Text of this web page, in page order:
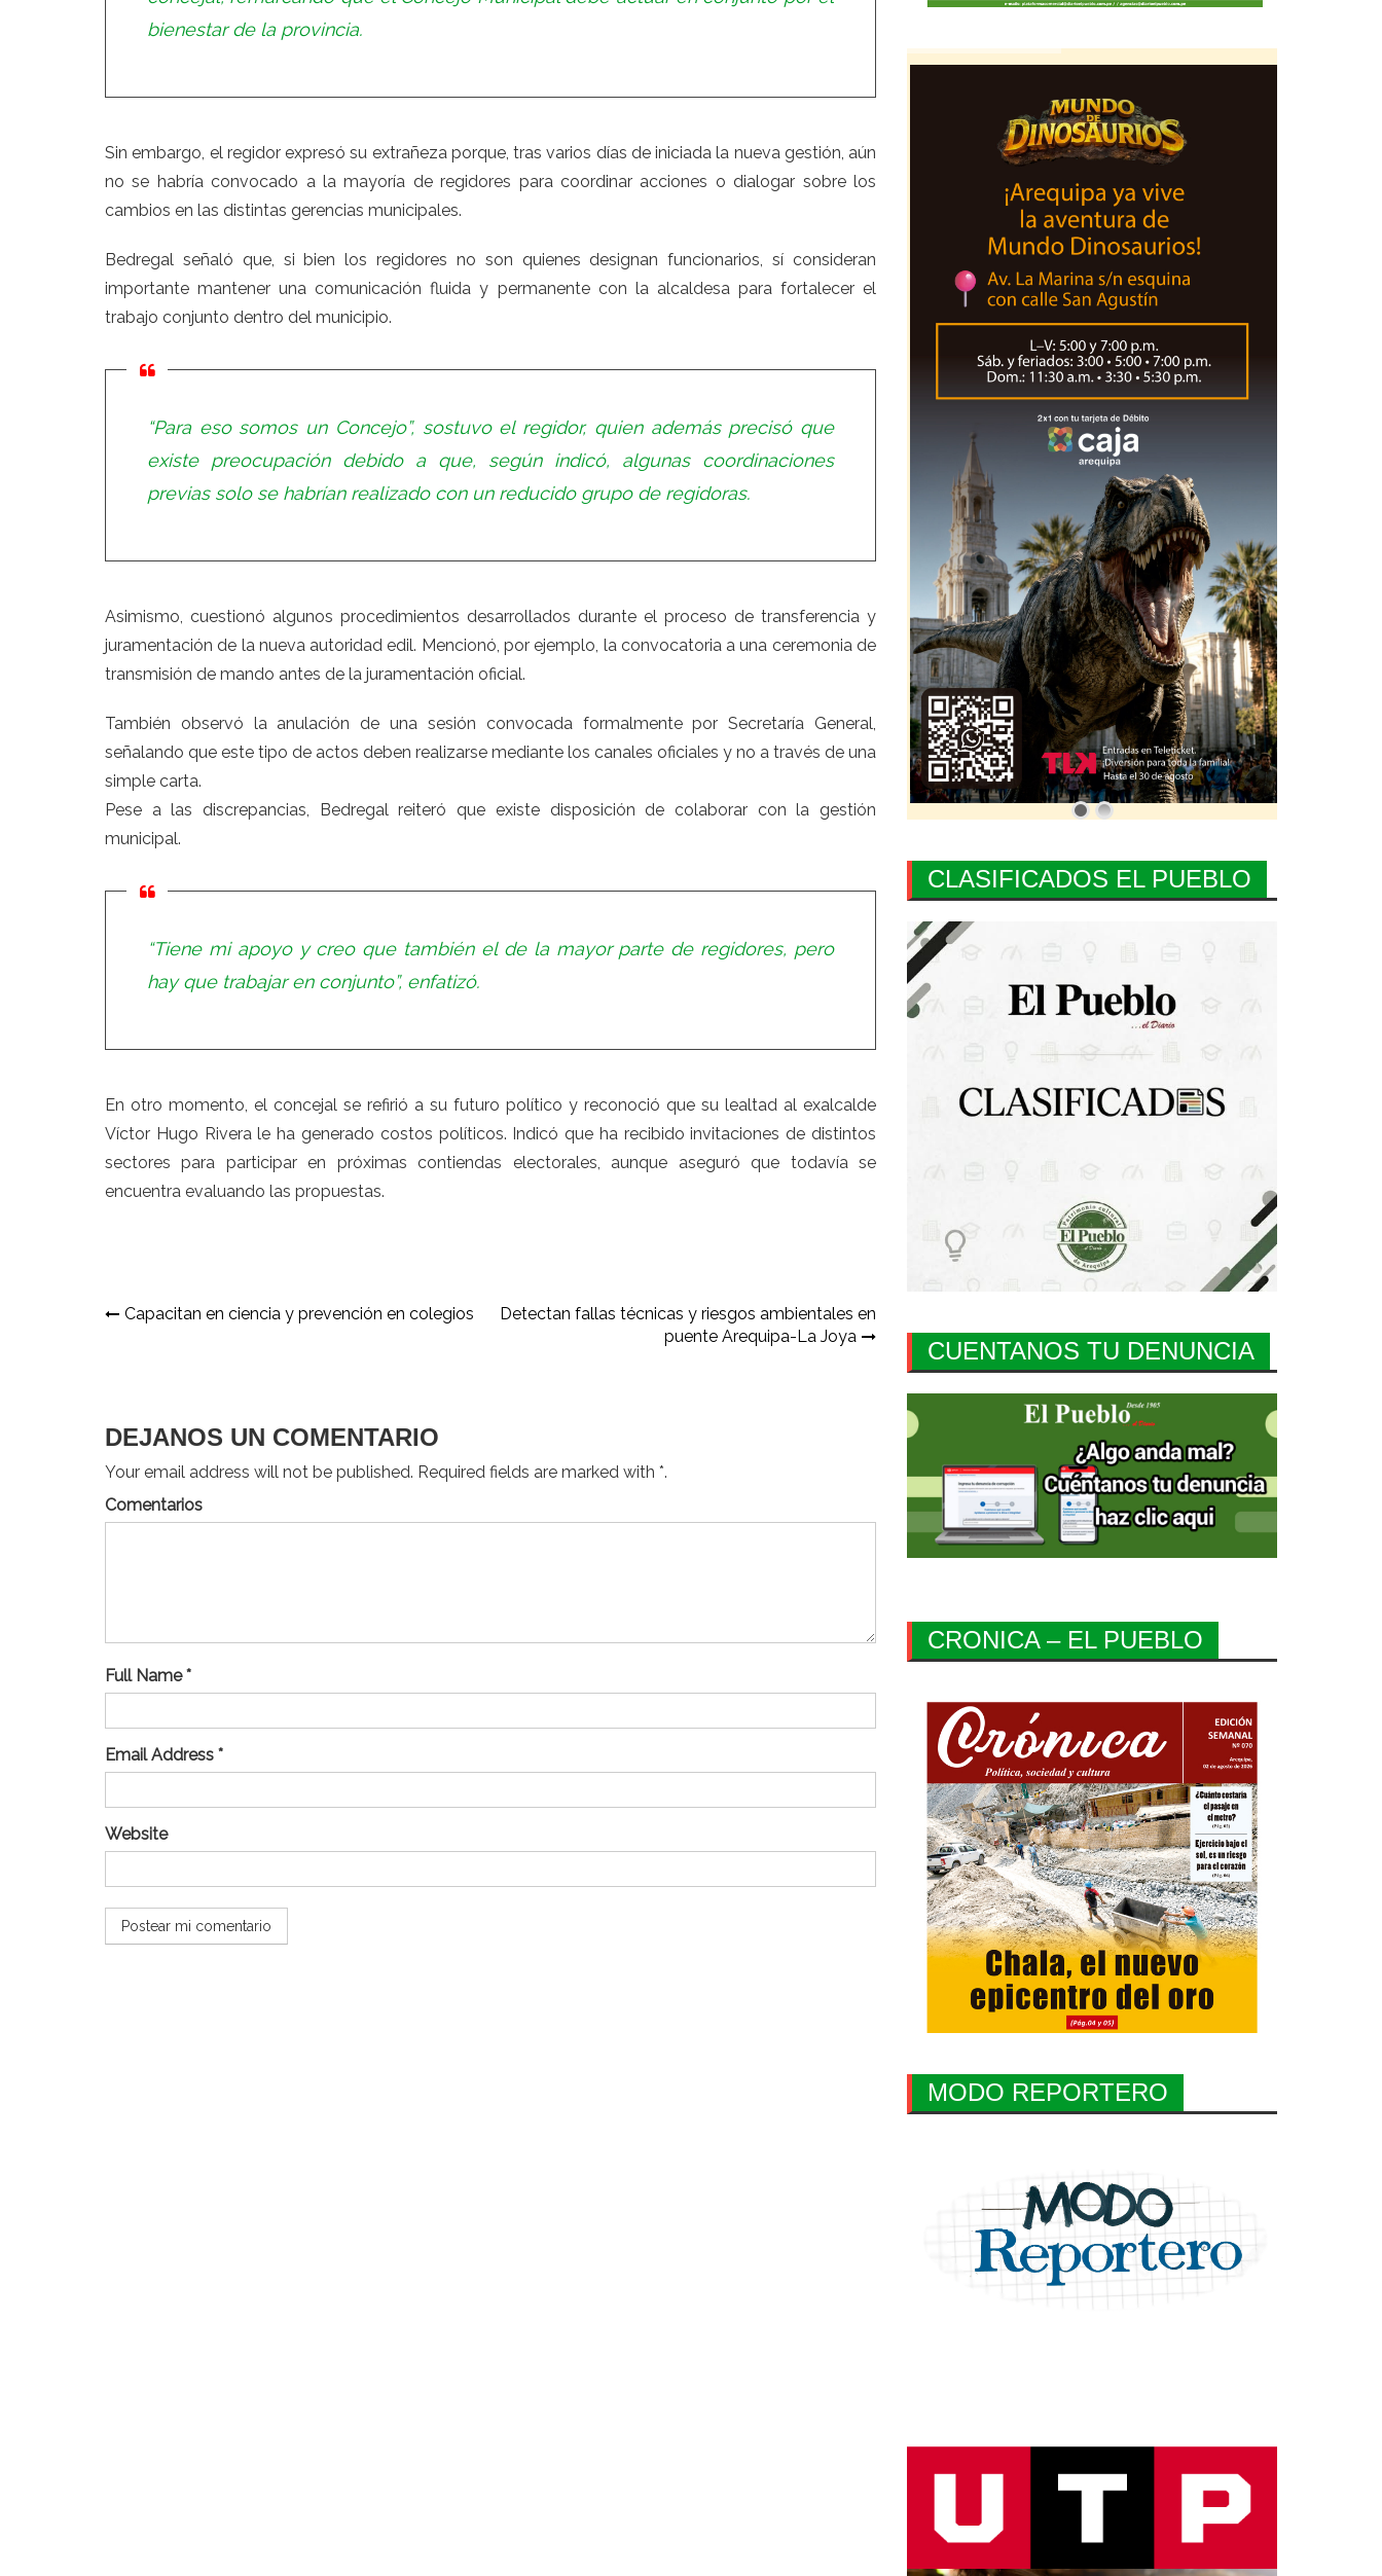
bienestar de la provincia.
Sin embargo, el regidor expresó su extrañeza porque, tras varios días de iniciada la nueva gestión, aún
no se habría convocado a la mayoría de regidores para coordinar acciones o dialogar sobre los
cambios en las distintas gerencias municipales.
Bedregal señaló que, si bien los regidores no son quienes designan funcionarios, sí consideran
importante mantener una comunicación fluida y permanente con la alcaldesa para fortalecer el
trabajo conjunto dentro del municipio.
“Para eso somos un Concejo”, sostuvo el regidor, quien además precisó que
existe preocupación debido a que, según indicó, algunas coordinaciones
previas solo se habrían realizado con un reducido grupo de regidoras.
Asimismo, cuestionó algunos procedimientos desarrollados durante el proceso de transferencia y
juramentación de la nueva autoridad edil. Mencionó, por ejemplo, la convocatoria a una ceremonia de
transmisión de mando antes de la juramentación oficial.
También observó la anulación de una sesión convocada formalmente por Secretaría General,
señalando que este tipo de actos deben realizarse mediante los canales oficiales y no a través de una
simple carta.
Pese a las discrepancias, Bedregal reiteró que existe disposición de colaborar con la gestión
municipal.
“Tiene mi apoyo y creo que también el de la mayor parte de regidores, pero
hay que trabajar en conjunto”, enfatizó.
En otro momento, el concejal se refirió a su futuro político y reconoció que su lealtad al exalcalde
Víctor Hugo Rivera le ha generado costos políticos. Indicó que ha recibido invitaciones de distintos
sectores para participar en próximas contiendas electorales, aunque aseguró que todavía se
encuentra evaluando las propuestas.
Navegación
Capacitan en ciencia y prevención en colegios
Detectan fallas técnicas y riesgos ambientales en
puente Arequipa-La Joya
DEJANOS UN COMENTARIO
Your email address will not be published. Required fields are marked with *.
Comentarios
Full Name *
Email Address *
Website
CLASIFICADOS EL PUEBLO
CUENTANOS TU DENUNCIA
CRONICA – EL PUEBLO
MODO REPORTERO